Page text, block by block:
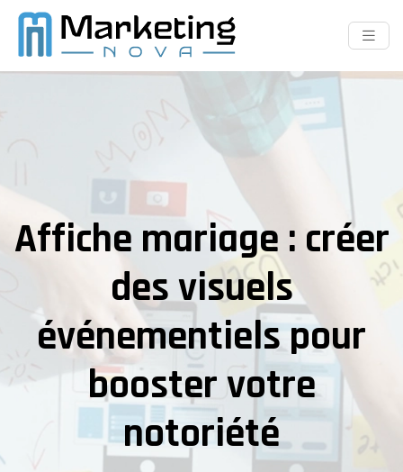
Affiche mariage : créer
des visuels
événementiels pour
booster votre
notoriété